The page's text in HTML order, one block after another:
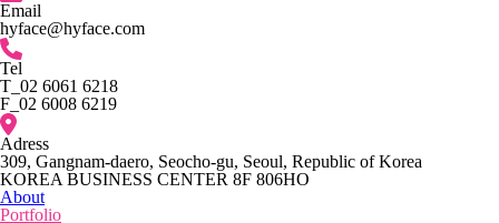
Email
hyface@hyface.com
Tel
T_02 6061 6218
F_02 6008 6219
Adress
309, Gangnam-daero, Seocho-gu, Seoul, Republic of Korea
KOREA BUSINESS CENTER 8F 806HO
About
Portfolio